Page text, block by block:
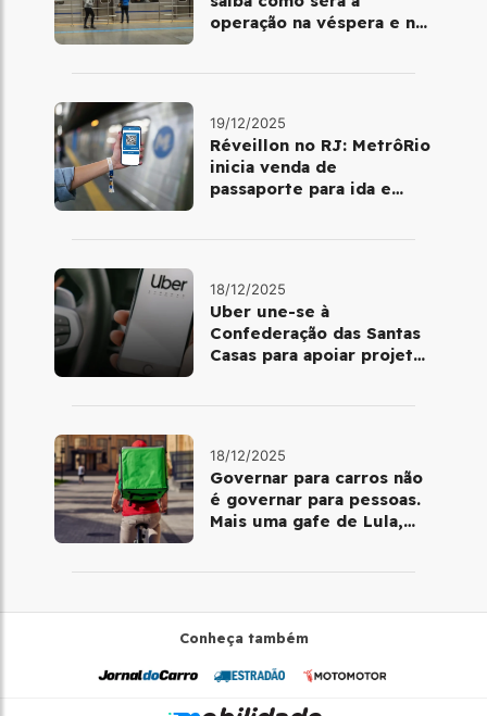
operação na véspera e no
19/12/2025
Réveillon no RJ: MetrôRio
inicia venda de
passaporte para ida e
18/12/2025
Uber une-se à
Confederação das Santas
Casas para apoiar projetos
18/12/2025
Governar para carros não
é governar para pessoas.
Mais uma gafe de Lula,
Conheça também